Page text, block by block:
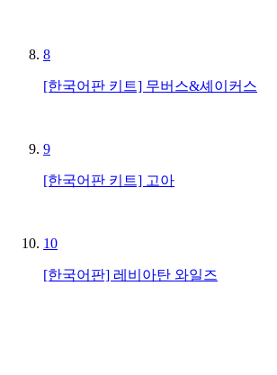
8
[한국어판 키트] 무버스&셰이커스
9
[한국어판 키트] 고아
10
[한국어판] 레비아탄 와일즈